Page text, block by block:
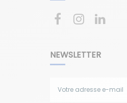
NEWSLETTER